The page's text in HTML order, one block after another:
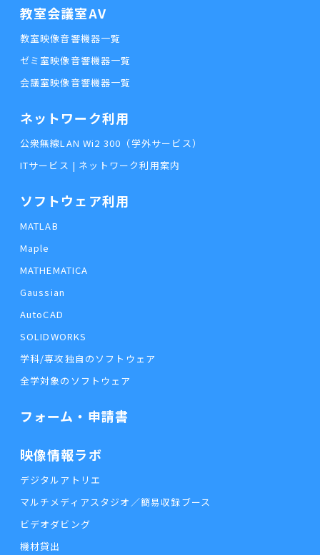
教室会議室AV
教室映像音響機器一覧
ゼミ室映像音響機器一覧
会議室映像音響機器一覧
ネットワーク利用
公衆無線LAN Wi2 300（学外サービス）
ITサービス | ネットワーク利用案内
ソフトウェア利用
MATLAB
Maple
MATHEMATICA
Gaussian
AutoCAD
SOLIDWORKS
学科/専攻独自のソフトウェア
全学対象のソフトウェア
フォーム・申請書
映像情報ラボ
デジタルアトリエ
マルチメディアスタジオ／簡易収録ブース
ビデオダビング
機材貸出